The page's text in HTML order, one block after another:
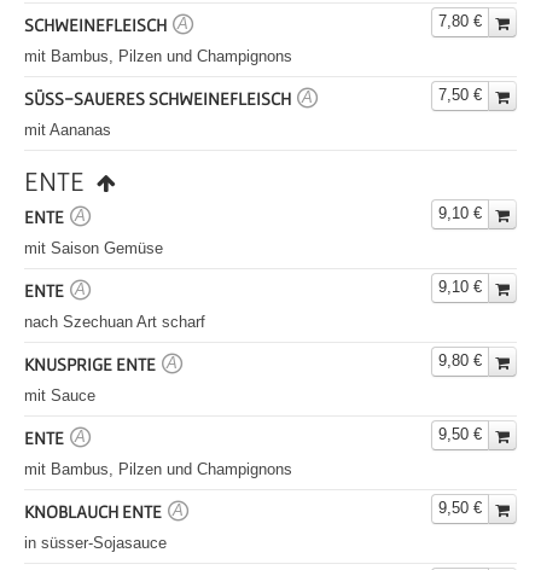
SCHWEINEFLEISCH A
7,80 €
mit Bambus, Pilzen und Champignons
SÜSS-SAUERES SCHWEINEFLEISCH A
7,50 €
mit Aananas
ENTE
ENTE A
9,10 €
mit Saison Gemüse
ENTE A
9,10 €
nach Szechuan Art scharf
KNUSPRIGE ENTE A
9,80 €
mit Sauce
ENTE A
9,50 €
mit Bambus, Pilzen und Champignons
KNOBLAUCH ENTE A
9,50 €
in süsser-Sojasauce